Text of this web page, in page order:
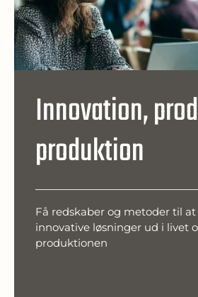
Innovation,
produktion
Få redskaber og metoder til
innovative løsninger ud i livet
produktionen